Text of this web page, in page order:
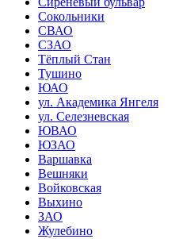
Сокольники
СВАО
СЗАО
Тёплый Стан
Тушино
ЮАО
ул. Академика Янгеля
ул. Селезневская
ЮВАО
ЮЗАО
Варшавка
Вешняки
Войковская
Выхино
ЗАО
Жулебино